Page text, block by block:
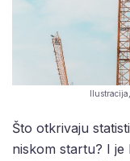
Što otkrivaju
niskom startu? I je